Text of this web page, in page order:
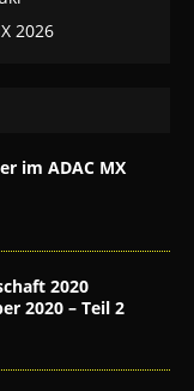
im ADAC MX
2020
2020 – Teil 2